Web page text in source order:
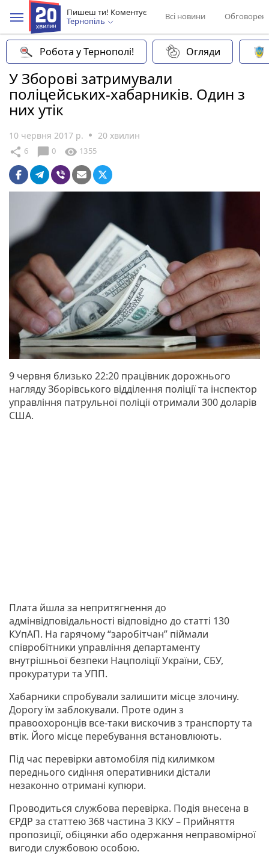
Пишеш ти! Коментує
Тернопіль
Всі новини
Робота у Тернополі! Огляди
У Зборові затримували
поліцейських-хабарників. Один з
них утік
10 червня 2017 р. 20 хвилин
share 6 chat_bubble 0 visibility 1355
9 червня близько 22:20 працівник дорожнього
нагляду Зборівського відділення поліції та інспектор
управління патрульної поліції отримали 300 доларів
США.
Плата йшла за непритягнення до
адмінвідповідальності відповідно до статті 130
КУпАП. На гарячому “заробітчан” піймали
співробітники управління департаменту
внутрішньої безпеки Нацполіції України, СБУ,
прокуратури та УПП.
Хабарники спробували залишити місце злочину.
Дорогу їм заблокували. Проте один з
правоохоронців все-таки вискочив з транспорту та
втік. Його місце перебування встановлюють.
Під час перевірки автомобіля під килимком
переднього сидіння оперативники дістали
незаконно отримані купюри.
Проводиться службова перевірка. Подія внесена в
ЄРДР за статтею 368 частина 3 ККУ – Прийняття
пропозиції, обіцянки або одержання неправомірної
вигоди службовою особою.